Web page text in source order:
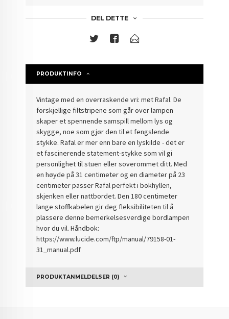
DEL DETTE
PRODUKTINFO
Vintage med en overraskende vri: møt Rafal. De
forskjellige filtstripene som går over lampen
skaper et spennende samspill mellom lys og
skygge, noe som gjør den til et fengslende
stykke. Rafal er mer enn bare en lyskilde - det er
et fascinerende statement-stykke som vil gi
personlighet til stuen eller soverommet ditt. Med
en høyde på 31 centimeter og en diameter på 23
centimeter passer Rafal perfekt i bokhyllen,
skjenken eller nattbordet. Den 180 centimeter
lange stoffkabelen gir deg fleksibiliteten til å
plassere denne bemerkelsesverdige bordlampen
hvor du vil. Håndbok:
https://www.lucide.com/ftp/manual/79158-01-
31_manual.pdf
PRODUKTANMELDELSER (0)